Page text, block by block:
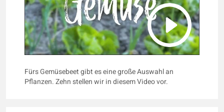
Fürs Gemüsebeet gibt es eine große Auswahl an
Pflanzen. Zehn stellen wir in diesem Video vor.